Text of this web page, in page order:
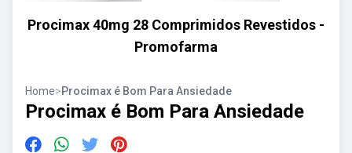
Procimax 40mg 28 Comprimidos Revestidos -
Promofarma
Home>Procimax é Bom Para Ansiedade
Procimax é Bom Para Ansiedade